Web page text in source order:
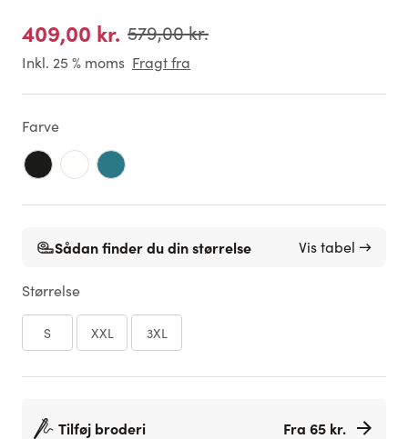
409,00 kr. 579,00 kr.
Inkl. 25 % moms Fragt fra
Farve
Sådan finder du din størrelse Vis tabel →
Størrelse
S XXL 3XL
Tilføj broderi Fra 65 kr.